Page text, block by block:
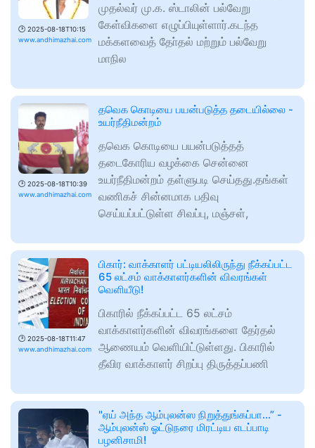
🕑 2025-08-18T10:15
www.andhimazhai.com
முதல்வர் மு.க. ஸ்டாலின் பல்வேறு
கேள்விகளை எழுப்பியுள்ளார்.கடந்த
மக்களவைத் தோ்தல் மற்றும் பல்வேறு
மாநில
🕑 2025-08-18T10:39
www.andhimazhai.com
தவெக கொடியை பயன்படுத்த தடையில்லை -
உயர்நீதிமன்றம்
தவெக கொடியை பயன்படுத்தத்
தடைகோரிய வழக்கை சென்னை
உயர்நீதிமன்றம் தள்ளுபடி செய்தது.தங்கள்
வணிகச் சின்னமாக பதிவு
செய்யப்பட்டுள்ள சிவப்பு, மஞ்சள்,
🕑 2025-08-18T11:47
www.andhimazhai.com
பிகார்: வாக்காளர் பட்டியலிலிருந்து நீக்கப்பட்ட
65 லட்சம் வாக்காளர்களின் விவரங்கள்
வெளியீடு!
பிகாரில் நீக்கப்பட்ட 65 லட்சம்
வாக்காளர்களின் விவரங்களை தேர்தல்
ஆணையம் வெளியிட்டுள்ளது. பிகாரில்
தீவிர வாக்காளர் சிறப்பு திருத்தப்பணி
"ஏய் அந்த ஆம்புலன்ஸ நிறுத்துங்கப்பா…” -
ஆம்புலன்ஸ் ஓட்டுநரை மிரட்டிய எடப்பாடி
பழனிசாமி!